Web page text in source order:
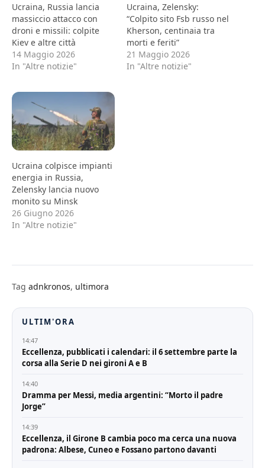
Ucraina, Russia lancia
massiccio attacco con
droni e missili: colpite
Kiev e altre città
14 Maggio 2026
In "Altre notizie"
Ucraina, Zelensky:
“Colpito sito Fsb russo nel
Kherson, centinaia tra
morti e feriti”
21 Maggio 2026
In "Altre notizie"
Ucraina colpisce impianti
energia in Russia,
Zelensky lancia nuovo
monito su Minsk
26 Giugno 2026
In "Altre notizie"
Tag adnkronos, ultimora
ULTIM'ORA
14:47
Eccellenza, pubblicati i calendari: il 6 settembre parte la
corsa alla Serie D nei gironi A e B
14:40
Dramma per Messi, media argentini: “Morto il padre
Jorge”
14:39
Eccellenza, il Girone B cambia poco ma cerca una nuova
padrona: Albese, Cuneo e Fossano partono davanti